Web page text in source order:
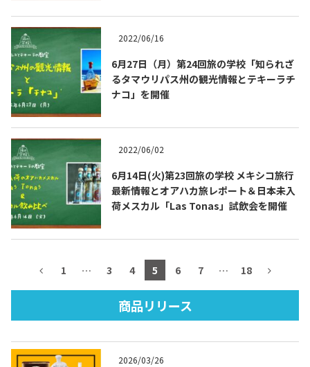
Tequila Journal SNS 在日メキシコ大使館 SNS
TEQUILA JOURNAL
2022/06/16
6月27日（月）第24回旅の学校「知られざ
るタマウリパス州の観光情報とテキーラチ
ナコ」を開催
2022/06/02
6月14日(火)第23回旅の学校 メキシコ旅行
最新情報とオアハカ旅レポート＆日本未入
荷メスカル「Las Tonas」試飲会を開催
1 … 3 4 5 6 7 … 18
商品リリース
2026/03/26